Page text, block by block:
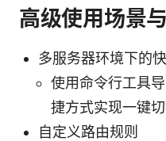
高级使用场景
多服务器环境下的
使用命令行工具
捷方式实现一键
自定义路由规则